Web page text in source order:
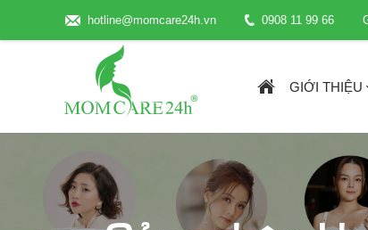
hotline@momcare24h.vn 0908 11 99 66
GIỚI THIỆU